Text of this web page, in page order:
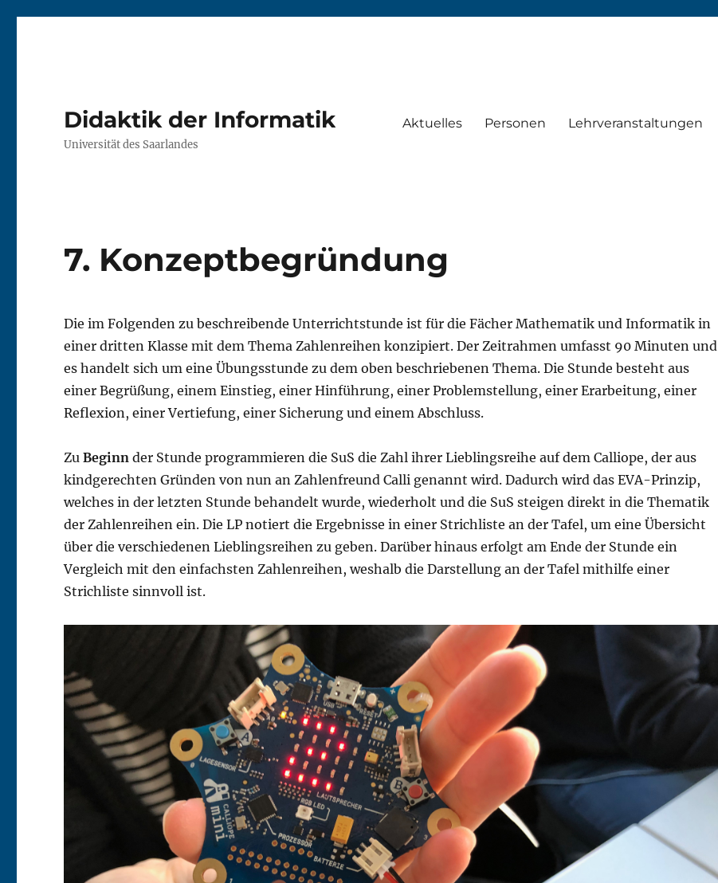
Didaktik der Informatik
Universität des Saarlandes
Aktuelles Personen Lehrveranstaltungen
7. Konzeptbegründung
Die im Folgenden zu beschreibende Unterrichtstunde ist für die Fächer Mathematik und Informatik in
einer dritten Klasse mit dem Thema Zahlenreihen konzipiert. Der Zeitrahmen umfasst 90 Minuten und
es handelt sich um eine Übungsstunde zu dem oben beschriebenen Thema. Die Stunde besteht aus
einer Begrüßung, einem Einstieg, einer Hinführung, einer Problemstellung, einer Erarbeitung, einer
Reflexion, einer Vertiefung, einer Sicherung und einem Abschluss.
ZuBeginn der Stunde programmieren die SuS die Zahl ihrer Lieblingsreihe auf dem Calliope, der aus
kindgerechten Gründen von nun an Zahlenfreund Calli genannt wird. Dadurch wird das EVA-Prinzip,
welches in der letzten Stunde behandelt wurde, wiederholt und die SuS steigen direkt in die Thematik
der Zahlenreihen ein. Die LP notiert die Ergebnisse in einer Strichliste an der Tafel, um eine Übersicht
über die verschiedenen Lieblingsreihen zu geben. Darüber hinaus erfolgt am Ende der Stunde ein
Vergleich mit den einfachsten Zahlenreihen, weshalb die Darstellung an der Tafel mithilfe einer
Strichliste sinnvoll ist.